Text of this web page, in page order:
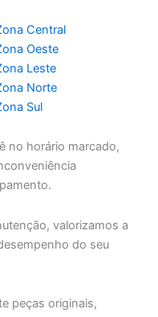
Central
Oeste
Leste
Norte
Sul
no horário marcado,
valorizamos a
do seu
peças originais,